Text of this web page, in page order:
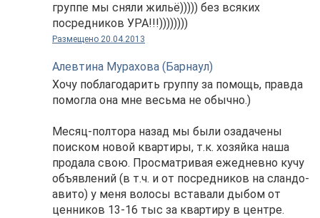
группе мы сняли жильё))))) без всяких
посредников УРА!!!))))))))
Размещено 20.04.2013
Алевтина Мурахова (Барнаул)
Хочу поблагодарить группу за помощь, правда
помогла она мне весьма не обычно.)
Месяц-полтора назад мы были озадачены
поиском новой квартиры, т.к. хозяйка наша
продала свою. Просматривая ежедневно кучу
объявлений (в т.ч. и от посредников на сландо-
авито) у меня волосы вставали дыбом от
ценников 13-16 тыс за квартиру в центре.